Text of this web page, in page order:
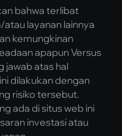
bahwa terlibat
layanan lainnya
kemungkinan
apapun Versus
jawab atas hal
dilakukan dengan
risiko tersebut.
ada di situs web ini
investasi atau